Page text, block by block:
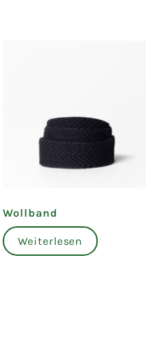
Wollband
Weiterlesen